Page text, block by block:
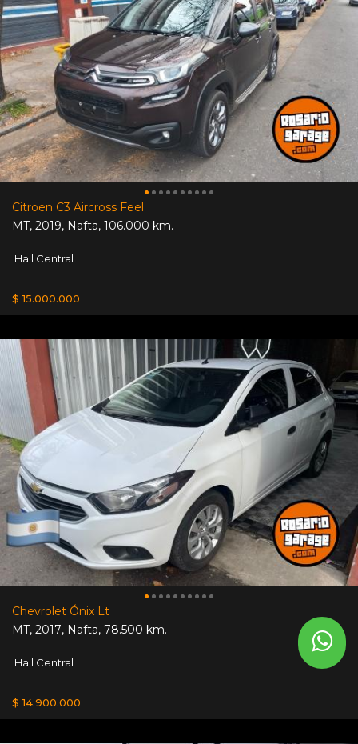
Citroen C3 Aircross Feel
MT, 2019, Nafta, 106.000 km.
Hall Central
$ 15.000.000
Chevrolet Ónix Lt
MT, 2017, Nafta, 78.500 km.
Hall Central
$ 14.900.000